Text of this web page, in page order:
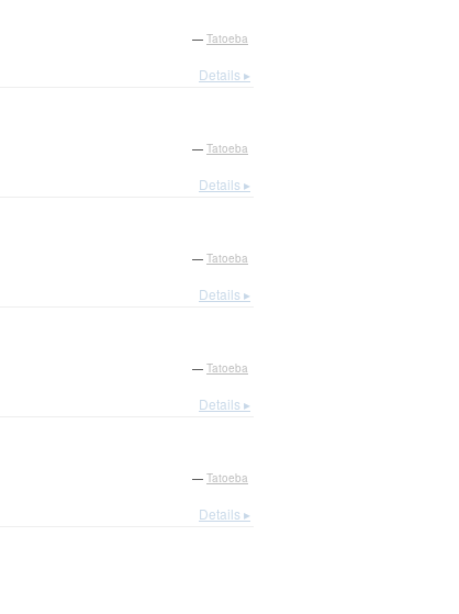
— Tatoeba
Details ▸
— Tatoeba
Details ▸
— Tatoeba
Details ▸
— Tatoeba
Details ▸
— Tatoeba
Details ▸